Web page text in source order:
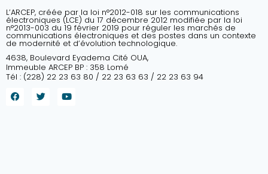
L’ARCEP, créée par la loi n°2012-018 sur les communications
électroniques (LCE) du 17 décembre 2012 modifiée par la loi
n°2013-003 du 19 février 2019 pour réguler les marchés de
communications électroniques et des postes dans un contexte
de modernité et d’évolution technologique.
4638, Boulevard Eyadema Cité OUA,
Immeuble ARCEP BP : 358 Lomé
Tél : (228) 22 23 63 80 / 22 23 63 63 / 22 23 63 94